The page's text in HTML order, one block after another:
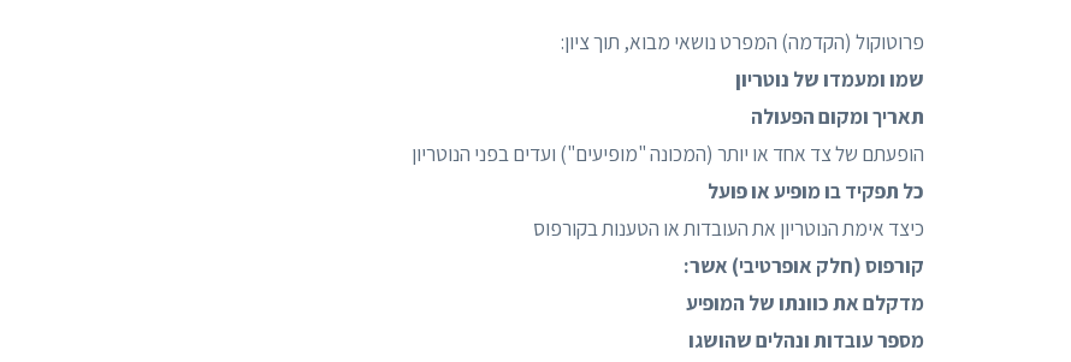
פרוטוקול (הקדמה) המפרט נושאי מבוא, תוך ציון:
שמו ומעמדו של נוטריון
תאריך ומקום הפעולה
הופעתם של צד אחד או יותר (המכונה "מופיעים") ועדים בפני הנוטריון
כל תפקיד בו מופיע או פועל
כיצד אימת הנוטריון את העובדות או הטענות בקורפוס
קורפוס (חלק אופרטיבי) אשר:
מדקלם את כוונתו של המופיע
מספר עובדות ונהלים שהושגו